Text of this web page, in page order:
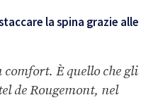
la spina grazie alle
È quello che gli
de Rougemont, nel